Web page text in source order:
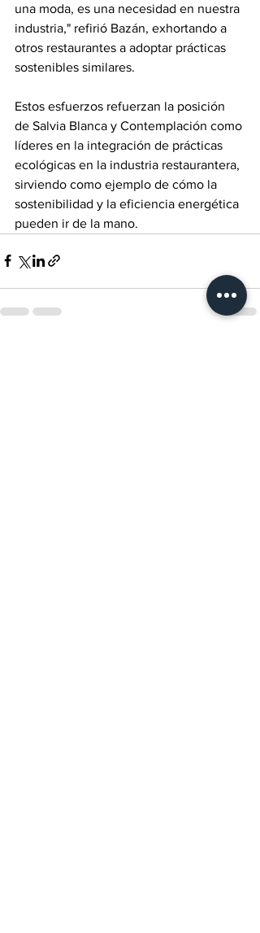
una moda, es una necesidad en nuestra
industria," refirió Bazán, exhortando a
otros restaurantes a adoptar prácticas
sostenibles similares.
Estos esfuerzos refuerzan la posición
de Salvia Blanca y Contemplación como
líderes en la integración de prácticas
ecológicas en la industria restaurantera,
sirviendo como ejemplo de cómo la
sostenibilidad y la eficiencia energética
pueden ir de la mano.